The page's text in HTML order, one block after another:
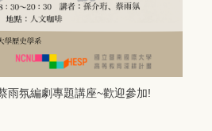
雨氛編劇專題講座~歡迎參加!